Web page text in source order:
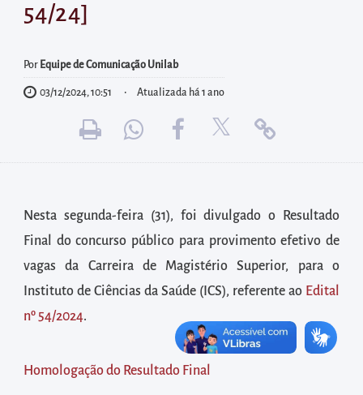
Acessar
área
para
diretamente
as
informações
postas
no
54/24]
Por Equipe de Comunicação Unilab
03/12/2024, 10:51 Atualizada há 1 ano
Nesta segunda-feira (31), foi divulgado o Resultado
Final do concurso público para provimento efetivo de
vagas da Carreira de Magistério Superior, para o
Instituto de Ciências da Saúde (ICS), referente ao Edital
nº 54/2024.
Homologação do Resultado Final